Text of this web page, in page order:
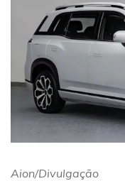
Aion/Divulgação